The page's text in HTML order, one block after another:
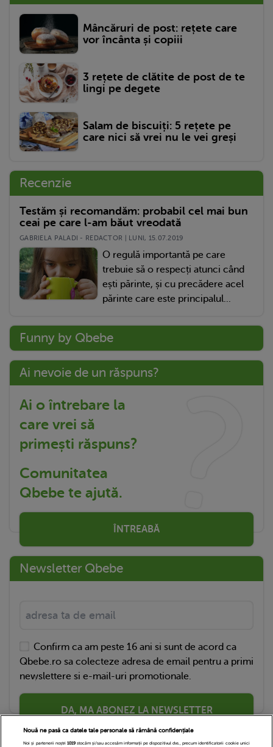
Mâncăruri de post: rețete care
vor încânta și copiii
3 rețete de clătite de post de te
lingi pe degete
Salam de biscuiți: 5 rețete pe
care nici să vrei nu le vei greși
Recenzie
Testăm și recomandăm: probabil cel mai bun
ceai pe care l-am băut vreodată
GABRIELA PALADI - REDACTOR | LUNI, 15.07.2019
O regulă importantă pe care
trebuie să o respecți atunci când
ești părinte, și cu precădere acel
părinte care este principalul...
Funny by Qbebe
Ai nevoie de un răspuns?
Ai o întrebare la
care vrei să
primești răspuns?
Comunitatea
Qbebe te ajută.
ÎNTREABĂ
Newsletter Qbebe
Confirm ca am peste 16 ani si sunt de acord ca
Qbebe.ro sa colecteze adresa de email pentru a primi
newslettere si e-mail-uri promotionale.
DA, MA ABONEZ LA NEWSLETTER
Nouă ne pasă ca datele tale personale să rămână confidențiale
Noi și partenerii noștri 1019stocăm și/sau accesăm informații pe dispozitivul dvs., precum identificatorii cookie unici